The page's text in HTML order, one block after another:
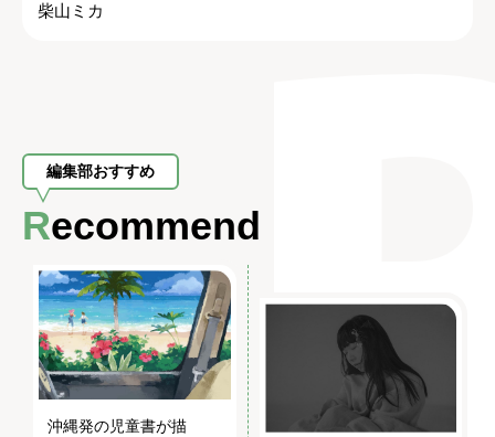
柴山ミカ
編集部おすすめ
Recommend
沖縄発の児童書が描